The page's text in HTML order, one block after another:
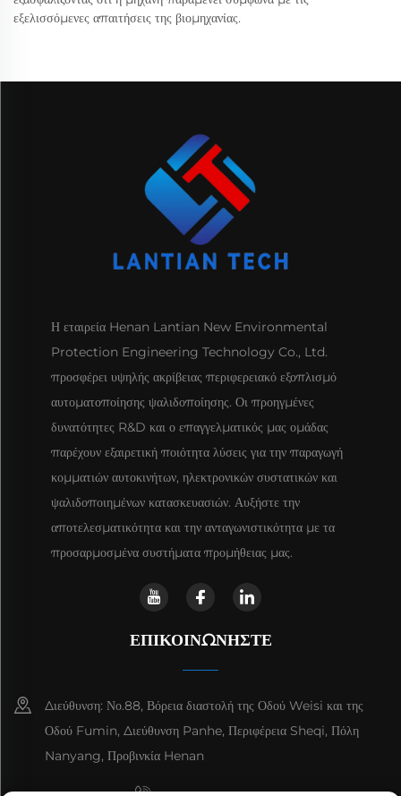
εξελισσόμενες απαιτήσεις της βιομηχανίας.
Η εταιρεία Henan Lantian New Environmental
Protection Engineering Technology Co., Ltd.
προσφέρει υψηλής ακρίβειας περιφερειακό εξοπλισμό
αυτοματοποίησης ψαλιδοποίησης. Οι προηγμένες
δυνατότητες R&D και ο επαγγελματικός μας ομάδας
παρέχουν εξαιρετική ποιότητα λύσεις για την παραγωγή
κομματιών αυτοκινήτων, ηλεκτρονικών συστατικών και
ψαλιδοποιημένων κατασκευασιών. Αυξήστε την
αποτελεσματικότητα και την ανταγωνιστικότητα με τα
προσαρμοσμένα συστήματα προμήθειας μας.
ΕΠΙΚΟΙΝΩΝΉΣΤΕ
Διεύθυνση: Νο.88, Βόρεια διαστολή της Οδού Weisi και της
Οδού Fumin, Διεύθυνση Panhe, Περιφέρεια Sheqi, Πόλη
Nanyang, Προβινκία Henan